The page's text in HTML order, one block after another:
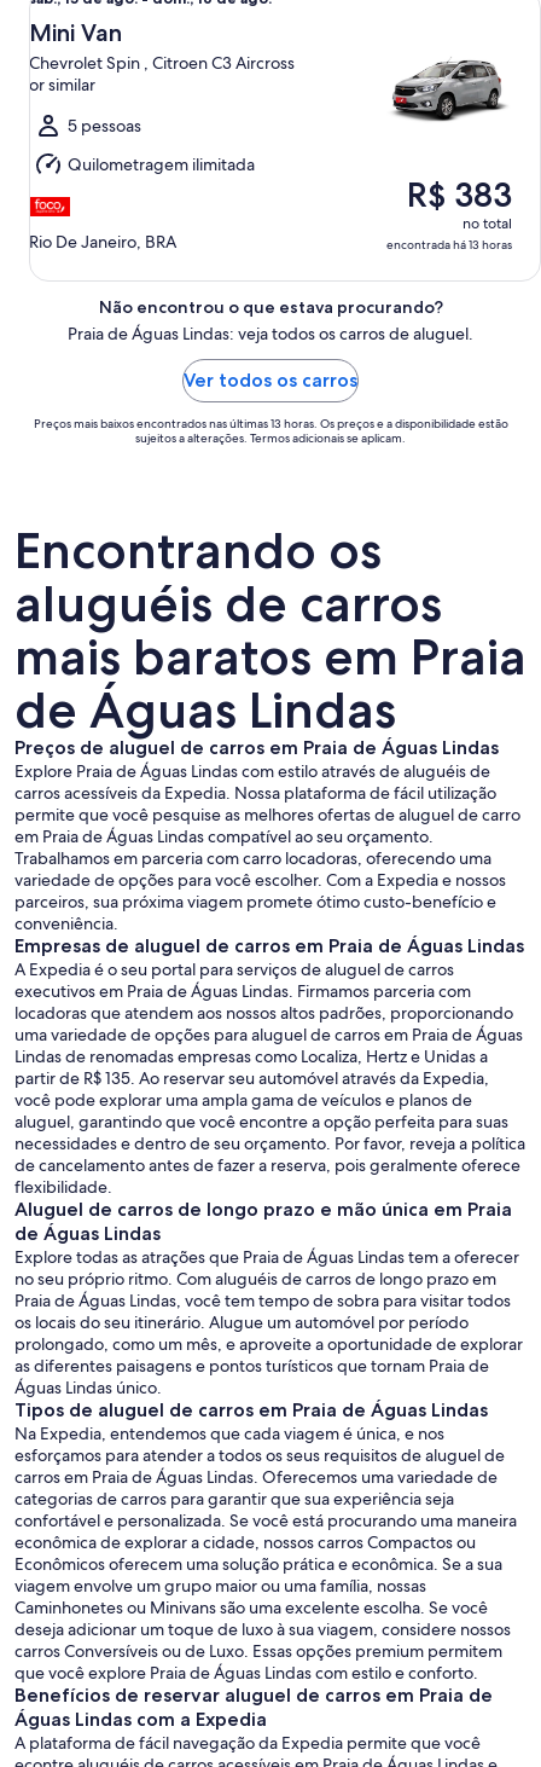
15
de
ago.
dom.,
16
de
ago.
Mini Van
Chevrolet Spin , Citroen C3 Aircross
or similar
5 pessoas
Quilometragem ilimitada
Rio De Janeiro, BRA
R$ 383
no total
encontrada há 13 horas
Não encontrou o que estava procurando?
Praia de Águas Lindas: veja todos os carros de aluguel.
Ver todos os carros
Preços mais baixos encontrados nas últimas 13 horas. Os preços e a disponibilidade estão
sujeitos a alterações. Termos adicionais se aplicam.
Encontrando os
aluguéis de carros
mais baratos em Praia
de Águas Lindas
Preços de aluguel de carros em Praia de Águas Lindas
Explore Praia de Águas Lindas com estilo através de aluguéis de
carros acessíveis da Expedia. Nossa plataforma de fácil utilização
permite que você pesquise as melhores ofertas de aluguel de carro
em Praia de Águas Lindas compatível ao seu orçamento.
Trabalhamos em parceria com carro locadoras, oferecendo uma
variedade de opções para você escolher. Com a Expedia e nossos
parceiros, sua próxima viagem promete ótimo custo-benefício e
conveniência.
Empresas de aluguel de carros em Praia de Águas Lindas
A Expedia é o seu portal para serviços de aluguel de carros
executivos em Praia de Águas Lindas. Firmamos parceria com
locadoras que atendem aos nossos altos padrões, proporcionando
uma variedade de opções para aluguel de carros em Praia de Águas
Lindas de renomadas empresas como Localiza, Hertz e Unidas a
partir de R$ 135. Ao reservar seu automóvel através da Expedia,
você pode explorar uma ampla gama de veículos e planos de
aluguel, garantindo que você encontre a opção perfeita para suas
necessidades e dentro de seu orçamento. Por favor, reveja a política
de cancelamento antes de fazer a reserva, pois geralmente oferece
flexibilidade.
Aluguel de carros de longo prazo e mão única em Praia
de Águas Lindas
Explore todas as atrações que Praia de Águas Lindas tem a oferecer
no seu próprio ritmo. Com aluguéis de carros de longo prazo em
Praia de Águas Lindas, você tem tempo de sobra para visitar todos
os locais do seu itinerário. Alugue um automóvel por período
prolongado, como um mês, e aproveite a oportunidade de explorar
as diferentes paisagens e pontos turísticos que tornam Praia de
Águas Lindas único.
Tipos de aluguel de carros em Praia de Águas Lindas
Na Expedia, entendemos que cada viagem é única, e nos
esforçamos para atender a todos os seus requisitos de aluguel de
carros em Praia de Águas Lindas. Oferecemos uma variedade de
categorias de carros para garantir que sua experiência seja
confortável e personalizada. Se você está procurando uma maneira
econômica de explorar a cidade, nossos carros Compactos ou
Econômicos oferecem uma solução prática e econômica. Se a sua
viagem envolve um grupo maior ou uma família, nossas
Caminhonetes ou Minivans são uma excelente escolha. Se você
deseja adicionar um toque de luxo à sua viagem, considere nossos
carros Conversíveis ou de Luxo. Essas opções premium permitem
que você explore Praia de Águas Lindas com estilo e conforto.
Benefícios de reservar aluguel de carros em Praia de
Águas Lindas com a Expedia
A plataforma de fácil navegação da Expedia permite que você